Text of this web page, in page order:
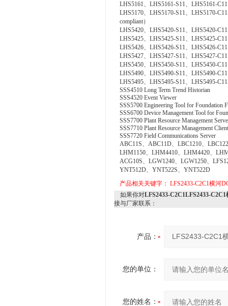
LHS5161、LHS5161-S11、LHS5161-C11
LHS5170、LHS5170-S11、LHS5170-
compliant）
LHS5420、LHS5420-S11、LHS5420-C11
LHS5425、LHS5425-S11、LHS5425-C11
LHS5426、LHS5426-S11、LHS5426-C11
LHS5427、LHS5427-S11、LHS5427-C11
LHS5450、LHS5450-S11、LHS5450-
LHS5490、LHS5490-S11、LHS5490-C11
LHS5495、LHS5495-S11、LHS5495-
SSS4510 Long Term Trend Historian
SSS4520 Event Viewer
SSS5700 Engineering Tool for Foundation
SSS6700 Device Management Tool for
SSS7700 Plant Resource Management
SSS7710 Plant Resource Management Client
SSS7720 Field Communications Server
ABC11S、ABC11D、LBC1210、
LHM1150、LHM4410、LHM4420、
ACG10S、LGW1240、LGW1250、
YNT512D、YNT522S、YNT522D
产品相关关键字： LFS2433-C2C1横河
如果你对LFS2433-C2C1LFS2433-
接与厂家联系：
产品：
您的单位：
您的姓名：